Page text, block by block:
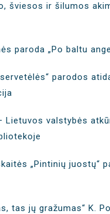
šviesos ir šilumos
paroda „Po baltu
parodos
Lietuvos valstybės
„Pintinių juostų“
tas jų gražumas“ K.